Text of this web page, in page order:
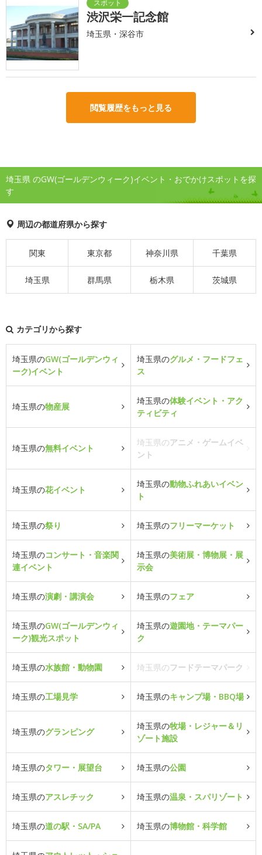
渋沢栄一記念館
埼玉県・深谷市
閲覧履歴をもっと見る
埼玉県 のGW(ゴールデンウィーク)イベント・おでかけスポットを探
す
周辺の都道府県から探す
関東 東京都 神奈川県 千葉県
埼玉県 群馬県 栃木県 茨城県
カテゴリから探す
埼玉県のGW(ゴールデンウィ
ーク)イベント
埼玉県のグルメ・フードフェ
ス
埼玉県の物産展
埼玉県の体験イベント・アク
ティビティ
埼玉県の無料イベント
埼玉県のアニメ・ゲームイベ
ント
埼玉県の花イベント
埼玉県の動物ふれあいイベン
ト
埼玉県の祭り 埼玉県のフリーマーケット
埼玉県のコンサート・音楽関
連イベント
埼玉県の美術展・博物展・展
示会
埼玉県の演劇・講演会 埼玉県のフェア
埼玉県のGW(ゴールデンウィ
ーク)観光スポット
埼玉県の遊園地・テーマパー
ク
埼玉県の水族館・動物園 埼玉県のフードテーマパーク
埼玉県の工場見学 埼玉県のキャンプ場・BBQ場
埼玉県のグランピング
埼玉県の牧場・レジャー＆リ
ゾート施設
埼玉県のタワー・展望台 埼玉県の公園
埼玉県のアスレチック 埼玉県の温泉・スパリゾート
埼玉県の道の駅・SA/PA 埼玉県の博物館・科学館